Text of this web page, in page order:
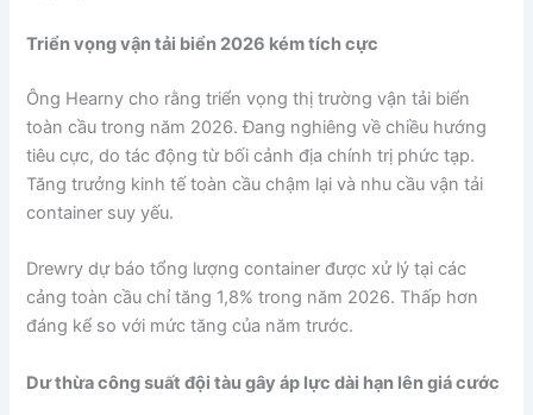
Triển vọng vận tải biển 2026 kém tích cực
Ông Hearny cho rằng triển vọng thị trường vận tải biển
toàn cầu trong năm 2026. Đang nghiêng về chiều hướng
tiêu cực, do tác động từ bối cảnh địa chính trị phức tạp.
Tăng trưởng kinh tế toàn cầu chậm lại và nhu cầu vận tải
container suy yếu.
Drewry dự báo tổng lượng container được xử lý tại các
cảng toàn cầu chỉ tăng 1,8% trong năm 2026. Thấp hơn
đáng kể so với mức tăng của năm trước.
Dư thừa công suất đội tàu gây áp lực dài hạn lên giá cước